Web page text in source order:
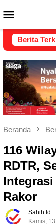
ke
Berita
Kabupaten
Beranda
116
RDTR,
Integrasi
Rakor
Sahih.id
Kamis,